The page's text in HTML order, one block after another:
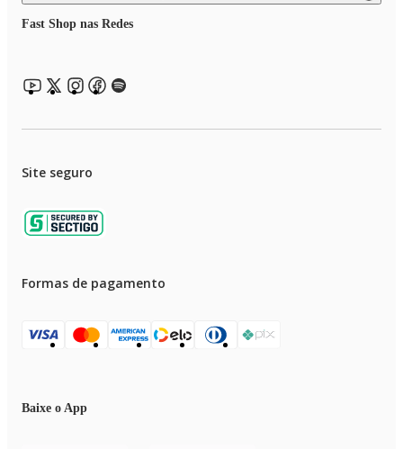
Fast Shop nas Redes
Site seguro
Formas de pagamento
Baixe o App